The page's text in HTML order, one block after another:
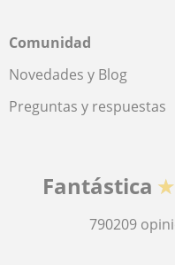
Comunidad
Novedades y Blog
Preguntas y respuestas
Fantástica
790209